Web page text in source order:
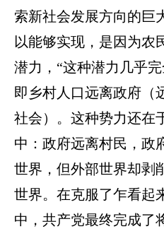
索新社会发展方向的巨
以能够实现，是因为农
潜力， “这种潜力几乎
即乡村人口远离政府（
社会）。这种势力还在
中：政府远离村民，政
世界，但外部世界却剥
世界。在克服了乍看起
中，共产党最终完成了